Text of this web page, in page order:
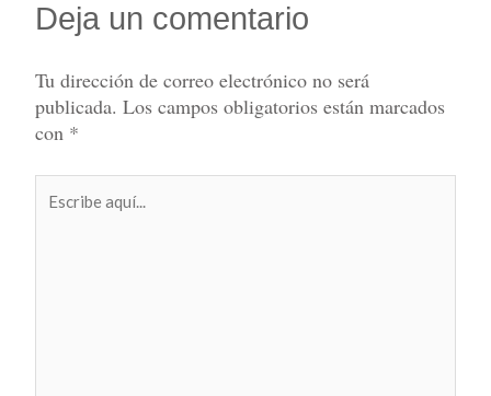
Deja un comentario
Tu dirección de correo electrónico no será
publicada. Los campos obligatorios están marcados
con *
aquí...